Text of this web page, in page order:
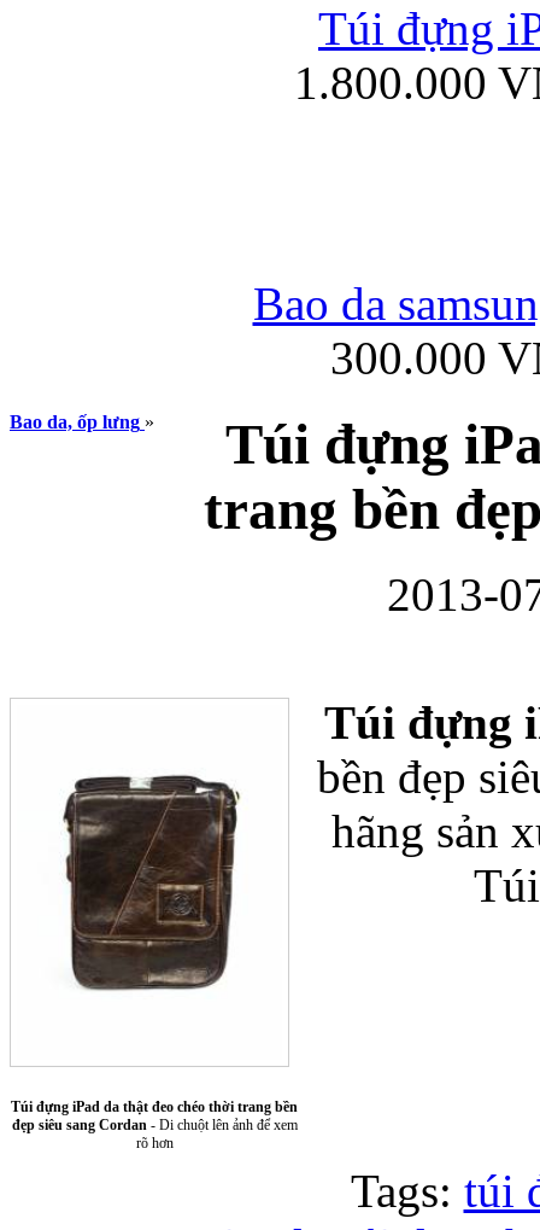
Túi xách da
Bao da Samsung
Ốp lưng Samsung
Túi đựng
1.800.000
Bao da
300.000
Bao da, ốp lưng »
Túi đựng
trang bền
2013-
Túi đựng iPad da thật đeo chéo thời trang bền
đẹp siêu sang Cordan- Di chuột lên ảnh để xem
rõ hơn
Túi đựng
bền đẹp
hãng sản
Tags: túi